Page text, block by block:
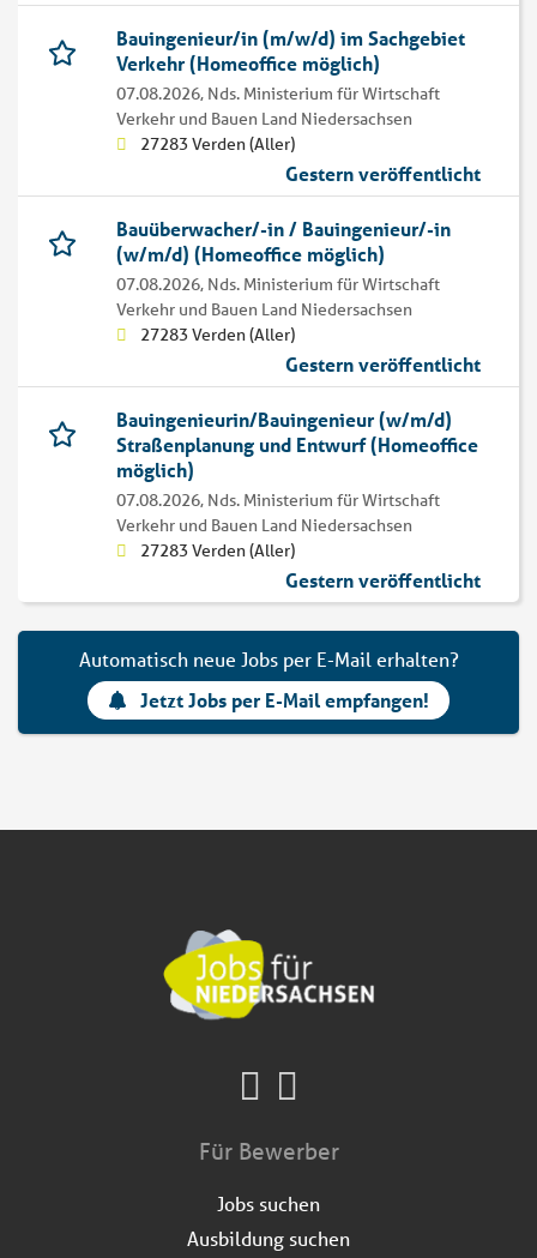
Bauingenieur/in (m/w/d) im Sachgebiet
Verkehr (Homeoffice möglich)
07.08.2026, Nds. Ministerium für Wirtschaft
Verkehr und Bauen Land Niedersachsen
27283 Verden (Aller)
Gestern veröffentlicht
Bauüberwacher/-in / Bauingenieur/-in
(w/m/d) (Homeoffice möglich)
07.08.2026, Nds. Ministerium für Wirtschaft
Verkehr und Bauen Land Niedersachsen
27283 Verden (Aller)
Gestern veröffentlicht
Bauingenieurin/Bauingenieur (w/m/d)
Straßenplanung und Entwurf (Homeoffice
möglich)
07.08.2026, Nds. Ministerium für Wirtschaft
Verkehr und Bauen Land Niedersachsen
27283 Verden (Aller)
Gestern veröffentlicht
Automatisch neue Jobs per E-Mail erhalten?
Jetzt Jobs per E-Mail empfangen!
Für Bewerber
Jobs suchen
Ausbildung suchen